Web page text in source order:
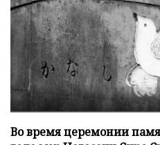
Во время церемонии